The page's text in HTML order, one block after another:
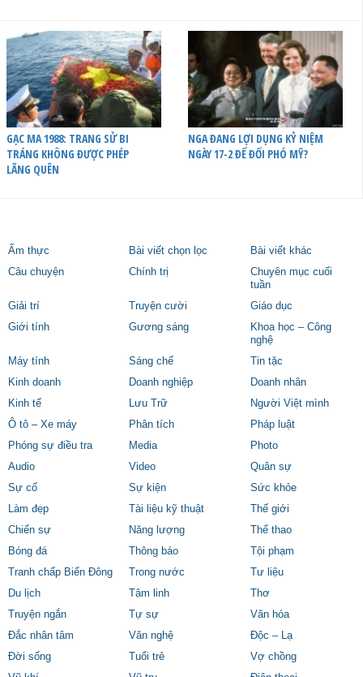
GẠC MA 1988: TRANG SỬ BI
TRÁNG KHÔNG ĐƯỢC PHÉP
LÃNG QUÊN
NGA ĐANG LỢI DỤNG KỶ NIỆM
NGÀY 17-2 ĐỂ ĐỐI PHÓ MỸ?
Ẩm thực Bài viết chọn lọc
Bài viết khác
Câu chuyện
Chính trị
Chuyên mục cuối
tuần
Giải trí
Truyện cười
Giáo dục
Giới tính
Gương sáng
Khoa học – Công
nghệ
Máy tính
Sáng chế
Tin tặc
Kinh doanh
Doanh nghiệp
Doanh nhân
Kinh tế
Lưu Trữ
Người Việt mình
Ô tô – Xe máy
Phân tích
Pháp luật
Phóng sự điều tra
Media
Photo
Audio
Video
Quân sự
Sự cố
Sự kiện
Sức khỏe
Làm đẹp
Tài liệu kỹ thuật
Thế giới
Chiến sự
Năng lượng
Thể thao
Bóng đá
Thông báo
Tội phạm
Tranh chấp Biển Đông
Trong nước
Tư liệu
Du lịch
Tâm linh
Thơ
Truyện ngắn
Tự sự
Văn hóa
Đắc nhân tâm
Văn nghệ
Độc – Lạ
Đời sống
Tuổi trẻ
Vợ chồng